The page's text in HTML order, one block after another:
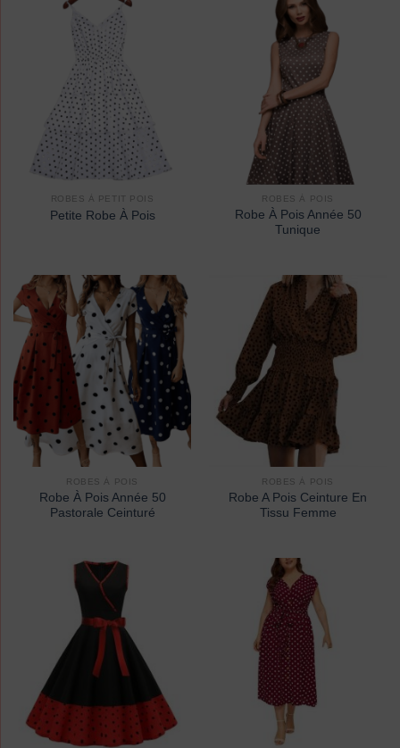
ROBES À PETIT POIS
Petite Robe À Pois
ROBES À POIS
Robe À Pois Année 50
Tunique
ROBES À POIS
Robe À Pois Année 50
Pastorale Ceinturé
ROBES À POIS
Robe A Pois Ceinture En
Tissu Femme